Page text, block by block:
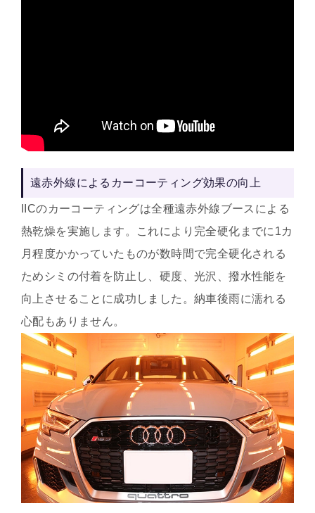
遠赤外線によるカーコーティング効果の向上
IICのカーコーティングは全種遠赤外線ブースによる
熱乾燥を実施します。
これにより完全硬化までに1カ
月程度かかっていたものが数時間で完全硬化される
ためシミの付着を防止し、硬度、光沢、撥水性能を
向上させることに成功しました。納車後雨に濡れる
心配もありません。